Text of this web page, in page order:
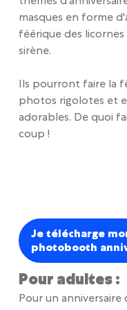
masques en forme
féérique des
sirène.
Ils pourront faire la
photos rigolotes et
adorables. De quoi
coup !
Je télécharge
photobooth
Pour adultes :
Pour un anniversaire